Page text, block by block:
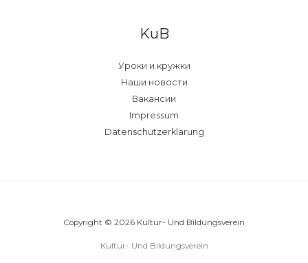
KuB
Уроки и кружки
Наши новости
Вакансии
Impressum
Datenschutzerklärung
Copyright © 2026 Kultur- Und Bildungsverein
Kultur- Und Bildungsverein